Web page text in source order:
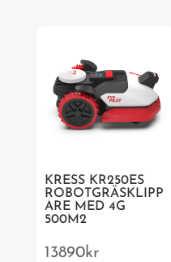
KRESS KR250ES
ROBOTGRÄSKLIPP
ARE MED 4G
500M2
13890kr